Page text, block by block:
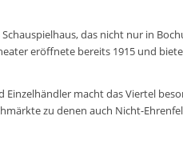
das nicht nur in
eröffnete bereits 1915 und
Einzelhändler macht das Viertel
zu denen auch Nicht-